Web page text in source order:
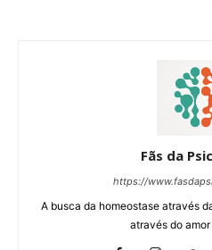
Fãs da
https://
A busca da homeostase através
através do